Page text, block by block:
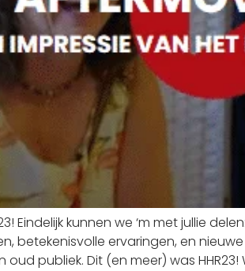
Eindelijk kunnen we ‘m met jullie
betekenisvolle ervaringen, en
publiek. Dit (en meer) was